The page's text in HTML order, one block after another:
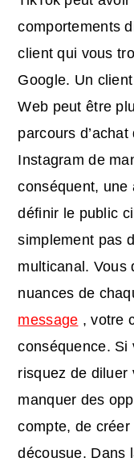
comportements
client qui vous
Google. Un
Web peut être
parcours
Instagram de
conséquent, une
définir le public
simplement pas
multicanal. Vous
nuances de
message , votre
conséquence. Si
risquez de diluer
manquer des
compte, de
décousue. Dans